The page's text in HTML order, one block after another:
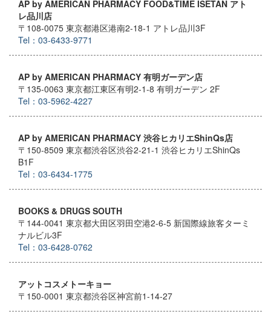
AP by AMERICAN PHARMACY FOOD&TIME ISETAN アト
レ品川店
〒108-0075 東京都港区港南2-18-1 アトレ品川3F
Tel：03-6433-9771
AP by AMERICAN PHARMACY 有明ガーデン店
〒135-0063 東京都江東区有明2-1-8 有明ガーデン 2F
Tel：03-5962-4227
AP by AMERICAN PHARMACY 渋谷ヒカリエShinQs店
〒150-8509 東京都渋谷区渋谷2-21-1 渋谷ヒカリエShinQs
B1F
Tel：03-6434-1775
BOOKS & DRUGS SOUTH
〒144-0041 東京都大田区羽田空港2-6-5 新国際線旅客ターミ
ナルビル3F
Tel：03-6428-0762
アットコスメトーキョー
〒150-0001 東京都渋谷区神宮前1-14-27